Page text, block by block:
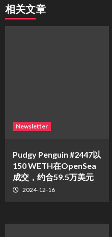
相关文章
Newsletter
Pudgy Penguin #2447以
150 WETH在OpenSea
成交，约合59.5万美元
2024-12-16